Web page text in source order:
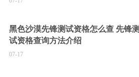
黑色沙漠先锋测试资格怎么查 先锋测
试资格查询方法介绍
07-17